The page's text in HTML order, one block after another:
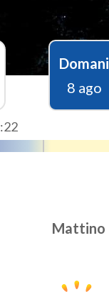
Domani
8 ago
Mattino